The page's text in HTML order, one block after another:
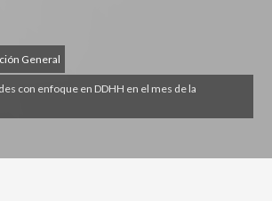
General
con enfoque en DDHH en el mes de la